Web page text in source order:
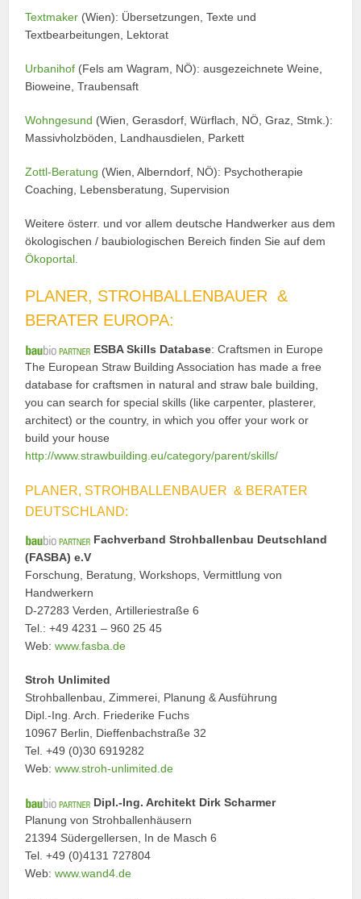
Textmaker (Wien): Übersetzungen, Texte und
Textbearbeitungen, Lektorat
Urbanihof (Fels am Wagram, NÖ): ausgezeichnete Weine,
Bioweine, Traubensaft
Wohngesund (Wien, Gerasdorf, Würflach, NÖ, Graz, Stmk.):
Massivholzböden, Landhausdielen, Parkett
Zottl-Beratung (Wien, Alberndorf, NÖ): Psychotherapie
Coaching, Lebensberatung, Supervision
Weitere österr. und vor allem deutsche Handwerker aus dem
ökologischen / baubiologischen Bereich finden Sie auf dem
Ökoportal.
PLANER, STROHBALLENBAUER &
BERATER EUROPA:
ESBA Skills Database: Craftsmen in Europe
The European Straw Building Association has made a free
database for craftsmen in natural and straw bale building,
you can search for special skills (like carpenter, plasterer,
architect) or the country, in which you offer your work or
build your house
http://www.strawbuilding.eu/category/parent/skills/
PLANER, STROHBALLENBAUER & BERATER
DEUTSCHLAND:
Fachverband Strohballenbau Deutschland
(FASBA) e.V
Forschung, Beratung, Workshops, Vermittlung von
Handwerkern
D-27283 Verden, Artilleriestraße 6
Tel.: +49 4231 – 960 25 45
Web:www.fasba.de
Stroh Unlimited
Strohballenbau, Zimmerei, Planung & Ausführung
Dipl.-Ing. Arch. Friederike Fuchs
10967 Berlin, Dieffenbachstraße 32
Tel. +49 (0)30 6919282
Web:www.stroh-unlimited.de
Dipl.-Ing. Architekt Dirk Scharmer
Planung von Strohballenhäusern
21394 Südergellersen, In de Masch 6
Tel. +49 (0)4131 727804
Web:www.wand4.de